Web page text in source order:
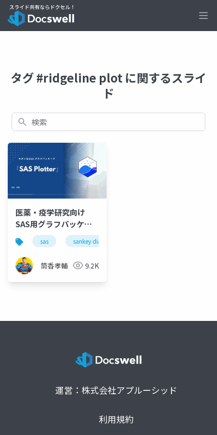
タグ #ridgeline plot に関するスライ
ド
検索
医薬・疫学研究向け
SAS用グラフパッケー
ジ「SAS Plotter」
sas sankey diagram
筒香孝輔 9.2K
運営：株式会社アプルーシッド
利用規約